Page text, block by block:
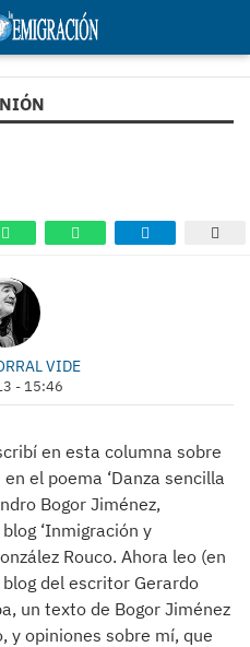
VIDE
- 15:46
en esta columna sobre
el poema ‘Danza sencilla
Bogor Jiménez,
‘Inmigración y
Rouco. Ahora leo (en
del escritor Gerardo
un texto de Bogor Jiménez
y opiniones sobre mí, que